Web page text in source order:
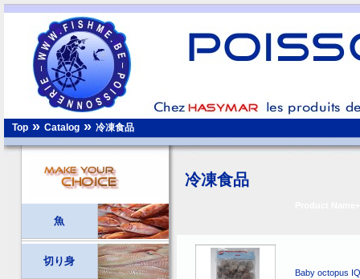
Top » Catalog » 冷凍食品
冷凍食品
Baby octopus
魚
切り身